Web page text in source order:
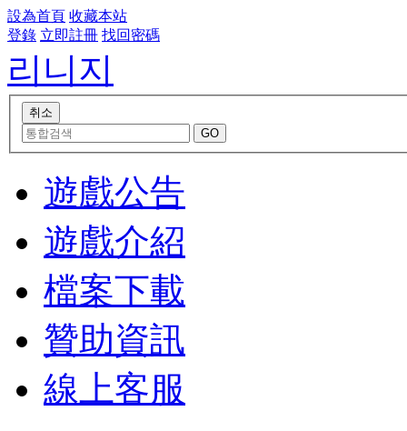
設為首頁 收藏本站
登錄 立即註冊 找回密碼
리니지
遊戲公告
遊戲介紹
檔案下載
贊助資訊
線上客服